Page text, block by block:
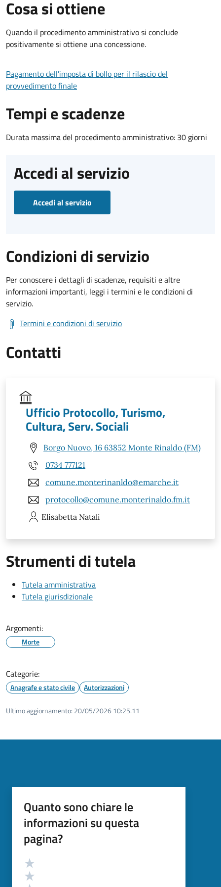
Cosa si ottiene
Quando il procedimento amministrativo si conclude
positivamente si ottiene una concessione.
Pagamento dell'imposta di bollo per il rilascio del
provvedimento finale
Tempi e scadenze
Durata massima del procedimento amministrativo: 30 giorni
Accedi al servizio
Accedi al servizio
Condizioni di servizio
Per conoscere i dettagli di scadenze, requisiti e altre
informazioni importanti, leggi i termini e le condizioni di
servizio.
Termini e condizioni di servizio
Contatti
Ufficio Protocollo, Turismo,
Cultura, Serv. Sociali
Borgo Nuovo, 16 63852 Monte Rinaldo (FM)
0734 777121
comune.monterinanldo@emarche.it
protocollo@comune.monterinaldo.fm.it
Elisabetta Natali
Strumenti di tutela
Tutela amministrativa
Tutela giurisdizionale
Argomenti:
Morte
Categorie:
Anagrafe e stato civile Autorizzazioni
Ultimo aggiornamento: 20/05/2026 10:25.11
Quanto sono chiare le
informazioni su questa
pagina?
Valutazione